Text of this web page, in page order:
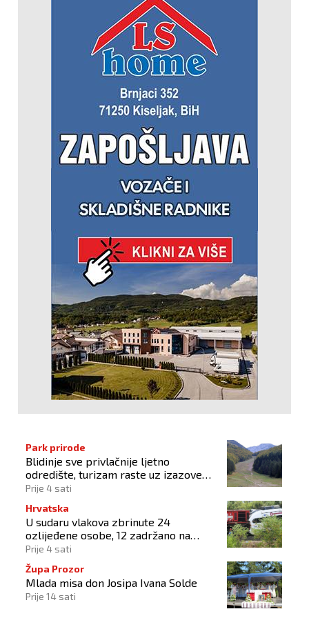
Park prirode
Blidinje sve privlačnije ljetno
odredište, turizam raste uz izazove
očuvanja prirode
Prije 4 sati
Hrvatska
U sudaru vlakova zbrinute 24
ozlijeđene osobe, 12 zadržano na
liječenju
Prije 4 sati
Župa Prozor
Mlada misa don Josipa Ivana Solde
Prije 14 sati